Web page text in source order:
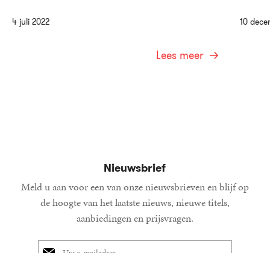
4 juli 2022
Lees meer
10
Nieuwsbrief
Meld u aan voor een van onze nieuwsbrieven en blijf op
de hoogte van het laatste nieuws, nieuwe titels,
aanbiedingen en prijsvragen.
E-